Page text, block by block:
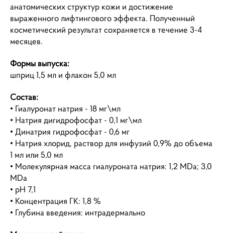
анатомических структур кожи и достижение
выраженного лифтингового эффекта. Полученный
косметический результат сохраняется в течение 3-4
месяцев.
Формы выпуска:
шприц 1,5 мл и флакон 5,0 мл
Состав:
• Гиалуронат натрия - 18 мг\мл
• Натрия дигидрофосфат - 0,1 мг\мл
• Динатрия гидрофосфат - 0,6 мг
• Натрия хлорид, раствор для инфузий 0,9% до объема
1 мл или 5,0 мл
• Молекулярная масса гиалуроната натрия: 1,2 MDa; 3,0
MDa
• рН 7,1
• Концентрация ГК: 1,8 %
• Глубина введения: интрадермально